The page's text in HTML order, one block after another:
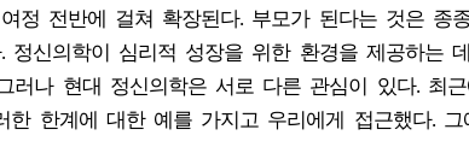
정 전반에 걸쳐 확장된다. 부모가 된다는 것은 종
정신의학이 심리적 성장을 위한 환경을 제공하는
러나 현대 정신의학은 서로 다른 관심이 있다. 최
한 한계에 대한 예를 가지고 우리에게 접근했다.